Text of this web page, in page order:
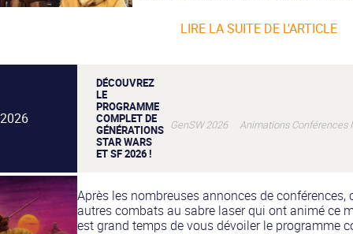
LIRE LA SUITE DE L'ARTICLE
DÉCOUVREZ
LE
PROGRAMME
COMPLET DE
GÉNÉRATIONS
STAR WARS
ET SF 2026 !
GenSW 2026 Animations Conférences
Après les nombreuses annonces de conférences,
autres combats au sabre laser qui ont animé ce
est grand temps de vous dévoiler le programme